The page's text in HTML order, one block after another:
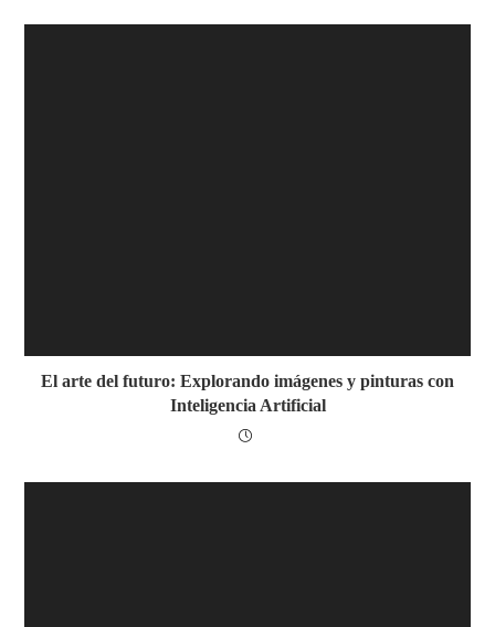
El arte del futuro: Explorando imágenes y pinturas con
Inteligencia Artificial